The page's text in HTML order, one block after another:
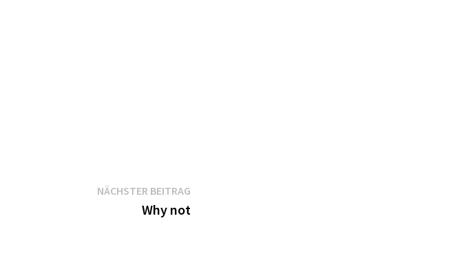
NÄCHSTER BEITRAGNächster
Beitrag:
Why not